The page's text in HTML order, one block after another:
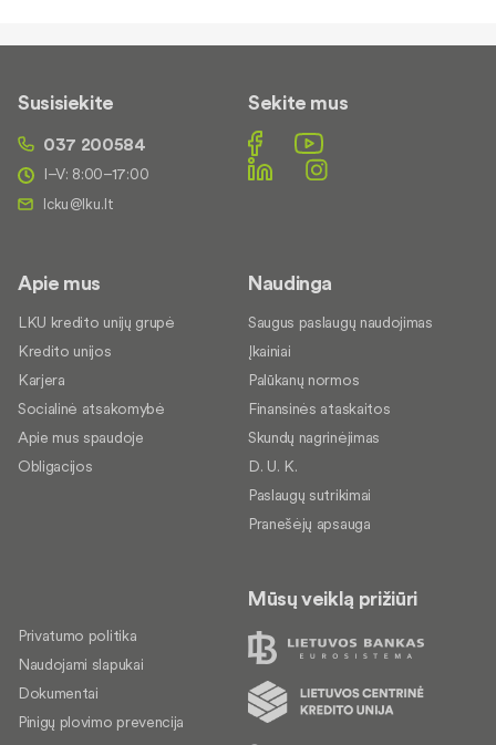
Susisiekite
037 200584
I–V: 8:00–17:00
Sekite mus
Apie mus
LKU kredito unijų grupė
Kredito unijos
Karjera
Socialinė atsakomybė
Apie mus spaudoje
Obligacijos
Naudinga
Saugus paslaugų naudojimas
Įkainiai
Palūkanų normos
Finansinės ataskaitos
Skundų nagrinėjimas
D. U. K.
Paslaugų sutrikimai
Pranešėjų apsauga
Privatumo politika
Naudojami slapukai
Dokumentai
Pinigų plovimo prevencija
Mūsų veiklą prižiūri